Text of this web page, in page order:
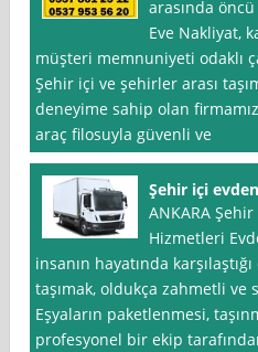
arasında
Eve Nakliyat,
müşteri memnuniyeti odaklı
Şehir içi ve şehirler arası
deneyime sahip olan
araç filosuyla güvenli ve
Şehir içi
ANKARA
Hizmetleri
insanın hayatında
taşımak, oldukça zahmetli
Eşyaların paketlenmesi,
profesyonel bir ekip